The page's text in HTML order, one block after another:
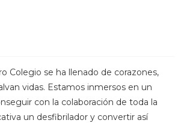
Colegio se ha llenado de corazones,
vidas. Estamos inmersos en un
con la colaboración de toda la
un desfibrilador y convertir así